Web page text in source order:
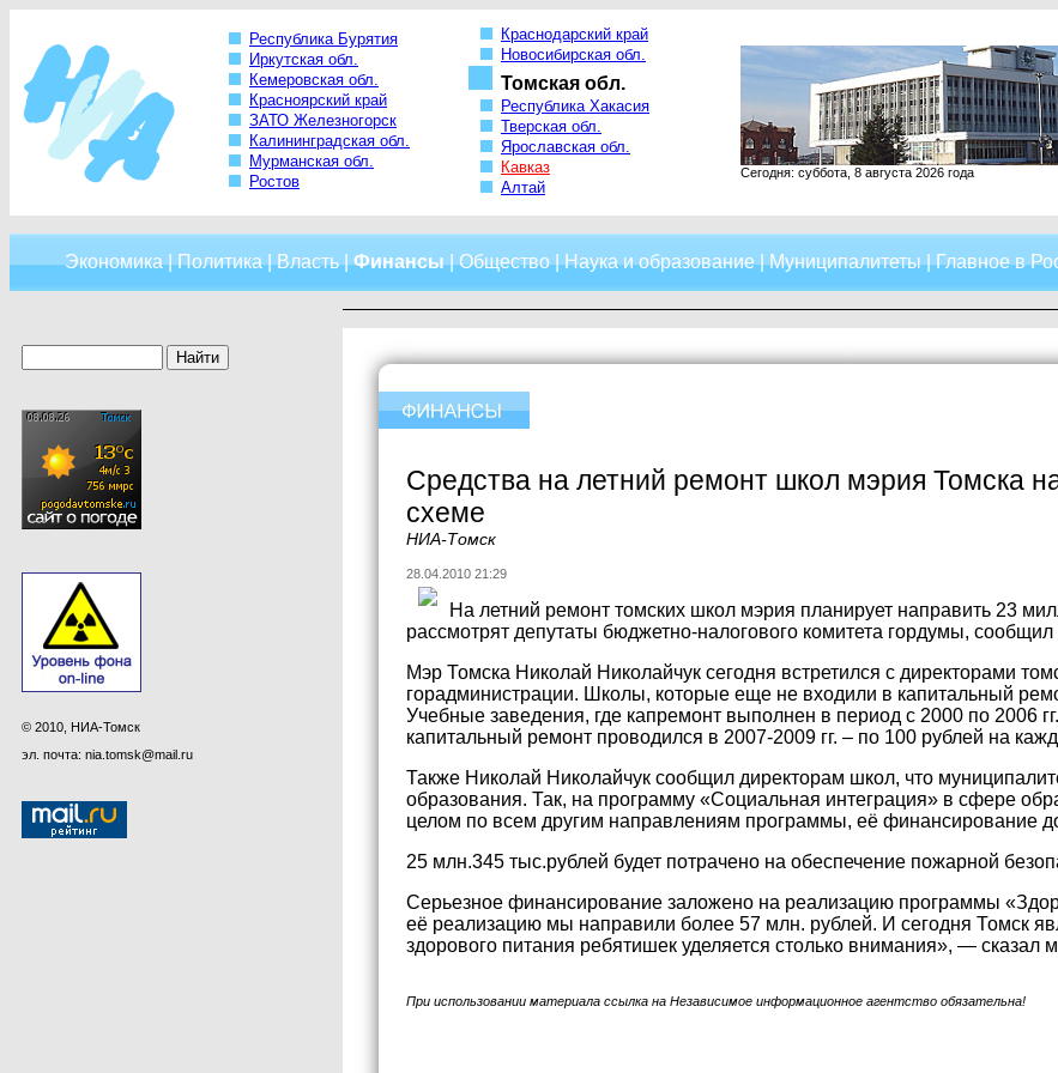
Республика Бурятия
Иркутская обл.
Кемеровская обл.
Красноярский край
ЗАТО Железногорск
Калининградская обл.
Мурманская обл.
Ростов
Краснодарский край
Новосибирская обл.
Томская обл.
Республика Хакасия
Тверская обл.
Ярославская обл.
Кавказ
Алтай
Сегодня: суббота, 8 августа 2026 года
Экономика|Политика|Власть|Финансы|Общество|Наука и образование|Муниципалитеты|Главное в
© 2010, НИА-Томск
эл. почта: nia.tomsk@mail.ru
Средства на летний ремонт школ мэрия Томска
схеме
НИА-Томск
28.04.2010 21:29
На летний ремонт томских школ мэрия планирует направить 23
рассмотрят депутаты бюджетно-налогового комитета гордумы,
Мэр Томска Николай Николайчук сегодня встретился с директорами
горадминистрации. Школы, которые еще не входили в капитальный
Учебные заведения, где капремонт выполнен в период с 2000 по 2006
капитальный ремонт проводился в 2007-2009 гг. – по 100 рублей на
Также Николай Николайчук сообщил директорам школ, что
образования. Так, на программу «Социальная интеграция» в сфере
целом по всем другим направлениям программы, её финансирование
25 млн.345 тыс.рублей будет потрачено на обеспечение пожарной
Серьезное финансирование заложено на реализацию программы
её реализацию мы направили более 57 млн. рублей. И сегодня Томск
здорового питания ребятишек уделяется столько внимания», — сказал
При использовании материала ссылка на Независимое информационное агентство обязательна!